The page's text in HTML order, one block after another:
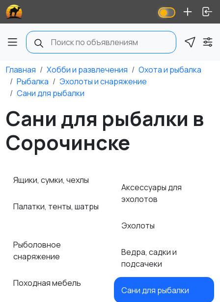
Главная Хобби и развлечения
Охота и рыбалка
Рыбалка
Эхолоты и снаряжение
Сани для рыбалки
Сани для рыбалки в
Сорочинске
Ящики, сумки, чехлы
Палатки, тенты, шатры
Рыболовное
снаряжение
Походная мебель
Аксессуары для
эхолотов
Эхолоты
Ведра, садки и
подсачеки
Сани для рыбалки